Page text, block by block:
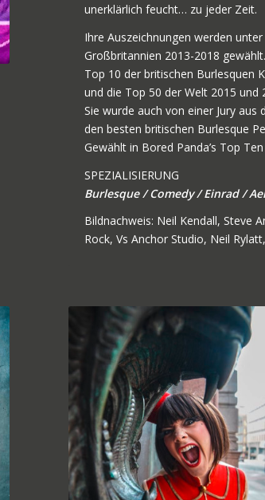
unerklärlich feucht… zu jeder Zeit.
Ihre Auszeichnungen werden
Großbritannien 2013-2018 gewählt.
Top 10 der britischen Burlesquen
und die Top 50 der Welt 2015 und
Sie wurde auch von einer Jury
den besten britischen Burlesque
Gewählt in Bored Panda’s Top
SPEZIALISIERUNG
Burlesque / Comedy / Einrad /
Bildnachweis: Neil Kendall, Steve
Rock, Vs Anchor Studio, Neil